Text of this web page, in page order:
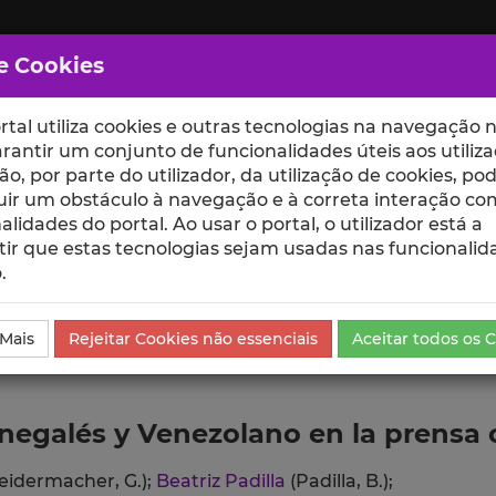
ESCOLAS UNIDADES
y Venezolano en la prensa
G.); Beatriz Padilla (Padilla, B.);
Cookies
utiliza cookies e outras tecnologias na navegação
um conjunto de funcionalidades úteis aos
por parte do utilizador, da utilização de cookies,
um obstáculo à navegação e à correta interação
do portal. Ao usar o portal, o utilizador está a
que estas tecnologias sejam usadas nas
Rejeitar Cookies não essenciais Aceitar todos os